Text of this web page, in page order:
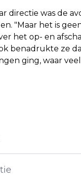
directie was de
"Maar het is
het op- en
benadrukte ze
ging, waar
TROUWE FAN
DOOR